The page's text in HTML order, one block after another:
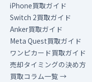
iPhone買取ガイド
Switch 2買取ガイド
Anker買取ガイド
Meta Quest買取ガイド
ワンピカード買取ガイド
売却タイミングの決め方
買取コラム一覧 →